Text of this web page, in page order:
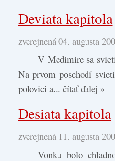
Deviata kapitola
zverejnená 04. augusta
V Medimire sa
Na prvom poschodí
polovici a... čítať ďalej »
Desiata kapitola
zverejnená 11. augusta
Vonku bolo